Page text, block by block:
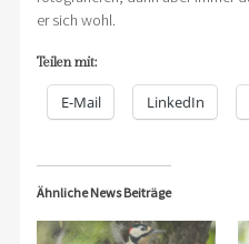
er sich wohl.
Teilen mit:
E-Mail LinkedIn
Ähnliche News Beiträge